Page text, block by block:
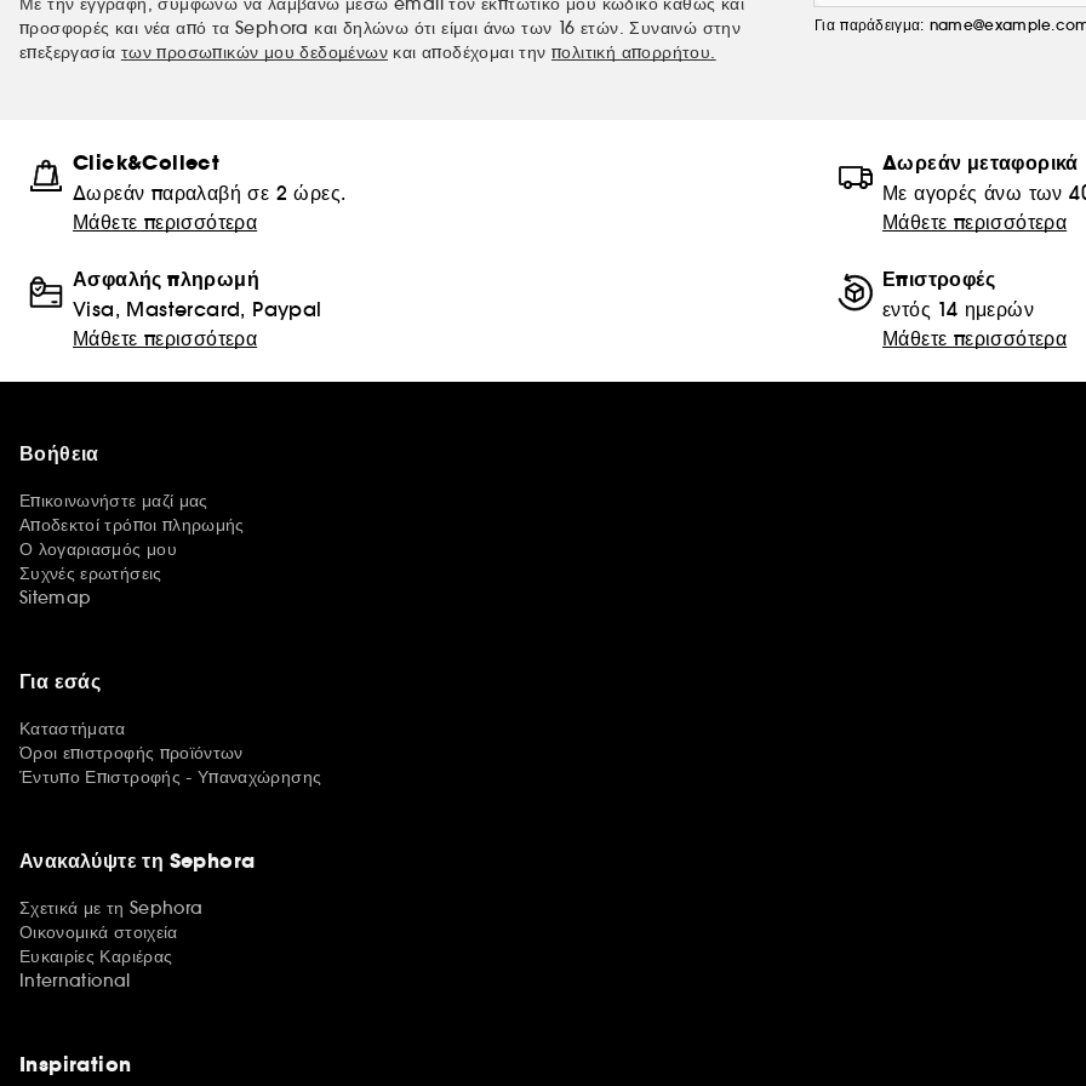
προσφορές και νέα από τα Sephora και δηλώνω ότι είμαι άνω των 16 ετών. Συναινώ στην
επεξεργασία των προσωπικών μου δεδομένων και αποδέχομαι τηνπολιτική απορρήτου.
Για παράδειγμα:
Click&Collect
Δωρεάν παραλαβή σε 2 ώρες.
Μάθετε περισσότερα
Δωρεάν μεταφορικά
Με αγορές άνω των
Μάθετε περισσότερα
Ασφαλής πληρωμή
Visa, Mastercard, Paypal
Μάθετε περισσότερα
Επιστροφές
εντός 14 ημερών
Μάθετε περισσότερα
Βοήθεια
Επικοινωνήστε μαζί μας
Αποδεκτοί τρόποι πληρωμής
Ο λογαριασμός μου
Συχνές ερωτήσεις
Sitemap
Για εσάς
Καταστήματα
Όροι επιστροφής προϊόντων
Έντυπο Επιστροφής - Υπαναχώρησης
Ανακαλύψτε τη Sephora
Σχετικά με τη Sephora
Οικονομικά στοιχεία
Ευκαιρίες Καριέρας
International
Inspiration